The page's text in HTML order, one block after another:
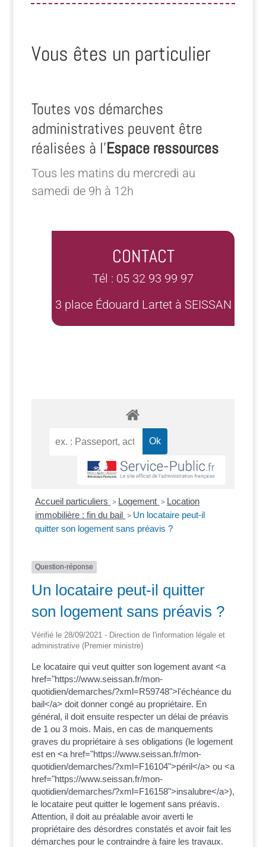
Vous êtes un particulier
Toutes vos démarches
administratives peuvent être
réalisées à l’Espace ressources
Tous les matins du mercredi au
samedi de 9h à 12h
CONTACT
Tél : 05 32 93 99 97
3 place Édouard Lartet à SEISSAN
Accueil particuliers > Logement > Location
immobilière : fin du bail > Un locataire peut-il
quitter son logement sans préavis ?
Question-réponse
Un locataire peut-il quitter
son logement sans préavis ?
Vérifié le 28/09/2021 - Direction de l'information légale et
administrative (Premier ministre)
Le locataire qui veut quitter son logement avant <a
href="https://www.seissan.fr/mon-
quotidien/demarches/?xml=R59748">l'échéance du
bail</a> doit donner congé au propriétaire. En
général, il doit ensuite respecter un délai de préavis
de 1 ou 3 mois. Mais, en cas de manquements
graves du propriétaire à ses obligations (le logement
est en <a href="https://www.seissan.fr/mon-
quotidien/demarches/?xml=F16104">péril</a> ou <a
href="https://www.seissan.fr/mon-
quotidien/demarches/?xml=F16158">insalubre</a>),
le locataire peut quitter le logement sans préavis.
Attention, il doit au préalable avoir averti le
propriétaire des désordres constatés et avoir fait les
démarches pour le contraindre à faire les travaux.